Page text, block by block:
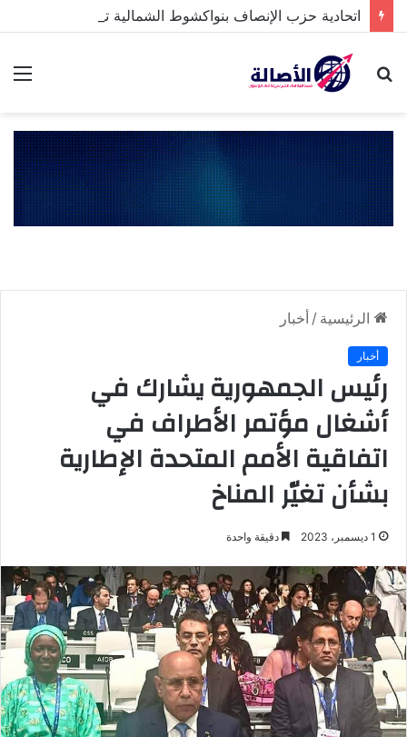
بحث
الرئيسية / أخبار
أخبار
رئيس الجمهورية يشارك في
أشغال مؤتمر الأطراف في
اتفاقية الأمم المتحدة الإطارية
بشأن تغيّر المناخ
1 ديسمبر، 2023 دقيقة واحدة